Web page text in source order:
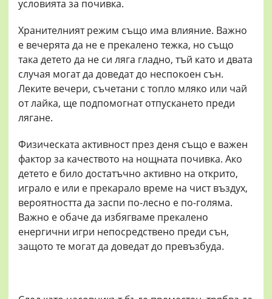
условията за почивка.
Хранителният режим също има влияние. Важно
е вечерята да не е прекалено тежка, но също
така детето да не си ляга гладно, тъй като и двата
случая могат да доведат до неспокоен сън.
Леките вечери, съчетани с топло мляко или чай
от лайка, ще подпомогнат отпускането преди
лягане.
Физическата активност през деня също е важен
фактор за качеството на нощната почивка. Ако
детето е било достатъчно активно на открито,
играло е или е прекарало време на чист въздух,
вероятността да заспи по-лесно е по-голяма.
Важно е обаче да избягваме прекалено
енергични игри непосредствено преди сън,
защото те могат да доведат до превъзбуда.